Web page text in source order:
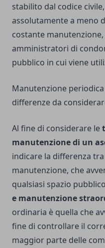
stabilito dal codice
assolutamente a meno
costante
amministratori di
pubblico in cui viene
Manutenzione
differenze da
Al fine di considerare le
manutenzione di un
indicare la differenza
manutenzione, che
qualsiasi spazio
e manutenzione
ordinaria è quella che
fine di controllare il
maggior parte delle